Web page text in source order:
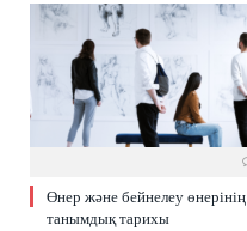
Өнер және бейнелеу өнерінің
танымдық тарихы